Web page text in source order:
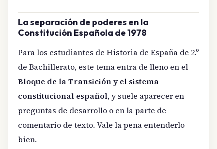
La separación de poderes en la
Constitución Española de 1978
Para los estudiantes de Historia de España de 2.º
de Bachillerato, este tema entra de lleno en el
Bloque de la Transición y el sistema
constitucional español, y suele aparecer en
preguntas de desarrollo o en la parte de
comentario de texto. Vale la pena entenderlo
bien.